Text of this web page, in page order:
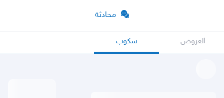
محادثة
العروض سكوب